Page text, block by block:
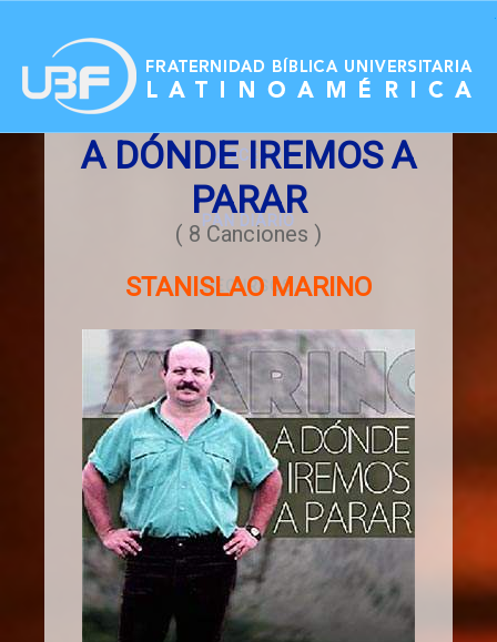
ACCESO
PAN DIARIO
RECURSOS
A DÓNDE IREMOS A
PARAR
( 8 Canciones )
STANISLAO MARINO